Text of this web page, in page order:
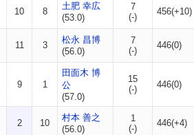
10 8
土肥 幸広
(53.0)
7
(-)
456(+10)
11 3
松永 昌博
(56.0)
7
(-)
446(0)
9 1
田面木 博
公
(57.0)
15
(-)
446(0)
2 10
村本 善之
(56.0)
1
(-)
446(+4)